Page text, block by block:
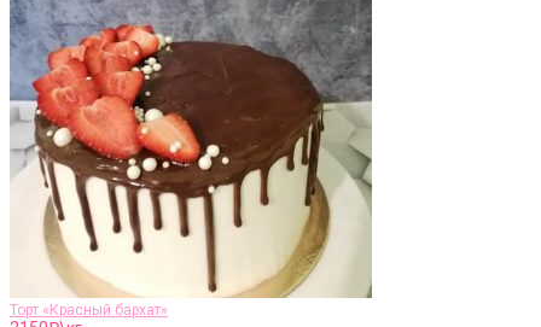
Торт «Красный бархат»